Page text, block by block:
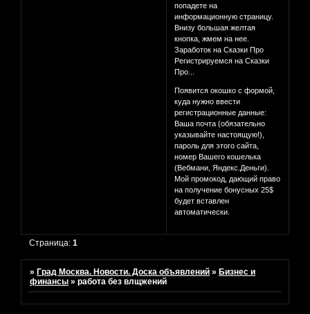
попадете на
информационную страницу.
Внизу большая желтая
кнопка, жмем на нее.
Заработок на Сказки Про
Регистрируемся на Сказки
Про...
Появится окошко с формой,
куда нужно ввести
регистрационные данные:
Ваша почта (обязательно
указывайте настоящую!),
пароль для этого сайта,
номер Вашего кошелька
(Вебмани, Яндекс.Деньги).
Мой промокод, дающий право
на получение бонусных 25$
будет вставлен
автоматически.
Страница:1
»Град Москва. Новости. Доска объявлений »Бизнес и
финансы »работа без влщжений